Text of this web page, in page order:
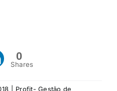
0
Shares
Profit- Gestão de